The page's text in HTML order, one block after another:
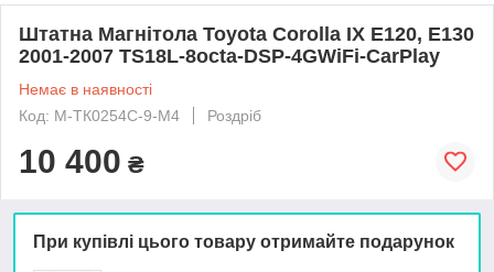
Штатна Магнітола Toyota Corolla IX E120, E130
2001-2007 TS18L-8octa-DSP-4GWiFi-CarPlay
Немає в наявності
Код: М-ТК0254С-9-М4
Роздріб
10 400 ₴
При купівлі цього товару отримайте подарунок